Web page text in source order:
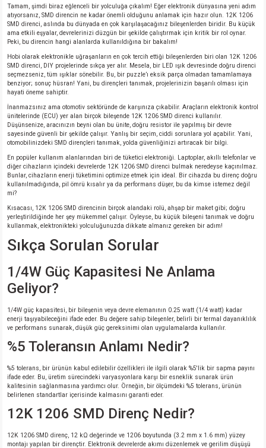
Tamam, şimdi biraz eğlenceli bir yolculuğa çıkalım! Eğer elektronik dünyasına yeni adım
atıyorsanız, SMD direncin ne kadar önemli olduğunu anlamak için hazır olun. 12K 1206
SMD direnci, aslında bu dünyada en çok karşılaşacağınız bileşenlerden biridir. Bu küçük
ama etkili eşyalar, devrelerinizi düzgün bir şekilde çalıştırmak için kritik bir rol oynar.
Peki, bu direncin hangi alanlarda kullanıldığına bir bakalım!
Hobi olarak elektronikle uğraşanların en çok tercih ettiği bileşenlerden biri olan 12K 1206
SMD direnci, DIY projelerinde sıkça yer alır. Mesela, bir LED ışık devresinde doğru direnci
seçmezseniz, tüm ışıklar sönebilir. Bu, bir puzzle’ı eksik parça olmadan tamamlamaya
benziyor; sonuç hüsran! Yani, bu dirençleri tanımak, projelerinizin başarılı olması için
hayati öneme sahiptir.
İnanmazsınız ama otomotiv sektöründe de karşınıza çıkabilir. Araçların elektronik kontrol
ünitelerinde (ECU) yer alan birçok bileşende 12K 1206 SMD direnci kullanılır.
Düşünsenize, aracınızın beyni olan bu ünite, doğru resistor ile yapılmış bir devre
sayesinde güvenli bir şekilde çalışır. Yanlış bir seçim, ciddi sorunlara yol açabilir. Yani,
otomobilinizdeki SMD dirençleri tanımak, yolda güvenliğinizi artıracak bir bilgi.
En popüler kullanım alanlarından biri de tüketici elektroniği. Laptoplar, akıllı telefonlar ve
diğer cihazların içindeki devrelerde 12K 1206 SMD direnci bulmak neredeyse kaçınılmaz.
Bunlar, cihazların enerji tüketimini optimize etmek için ideal. Bir cihazda bu direnç doğru
kullanılmadığında, pil ömrü kısalır ya da performans düşer, bu da kimse istemez değil
mi?
Kısacası, 12K 1206 SMD direncinin birçok alandaki rolü, ahşap bir maket gibi; doğru
yerleştirildiğinde her şey mükemmel çalışır. Öyleyse, bu küçük bileşeni tanımak ve doğru
kullanmak, elektronikteki yolculuğunuzda dikkate almanız gereken bir adım!
Sıkça Sorulan Sorular
1/4W Güç Kapasitesi Ne Anlama
Geliyor?
1/4W güç kapasitesi, bir bileşenin veya devre elemanının 0.25 watt (1/4 watt) kadar
enerji taşıyabileceğini ifade eder. Bu değere sahip bileşenler, belirli bir termal dayanıklılık
ve performans sunarak, düşük güç gereksinimi olan uygulamalarda kullanılır.
%5 Toleransın Anlamı Nedir?
%5 tolerans, bir ürünün kabul edilebilir özellikleri ile ilgili olarak %5'lik bir sapma payını
ifade eder. Bu, üretim sürecindeki varyasyonlara karşı bir esneklik sunarak ürün
kalitesinin sağlanmasına yardımcı olur. Örneğin, bir ölçümdeki %5 tolerans, ürünün
belirlenen standartlar içerisinde kalmasını garanti eder.
12K 1206 SMD Direnç Nedir?
12K 1206 SMD direnç, 12 kΩ değerinde ve 1206 boyutunda (3.2 mm x 1.6 mm) yüzey
montajı yapılan bir dirençtir. Elektronik devrelerde akımı düzenlemek ve gerilim düşüşü